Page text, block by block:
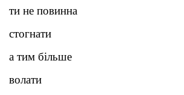
ти не повинна
стогнати
а тим більше
волати